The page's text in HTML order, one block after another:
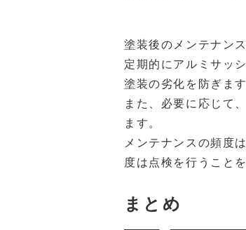
塗装後のメンテナン
定期的にアルミサッ
塗装の劣化を防ぎます
また、必要に応じて
ます。
メンテナンスの頻度
度は点検を行うこと
まとめ